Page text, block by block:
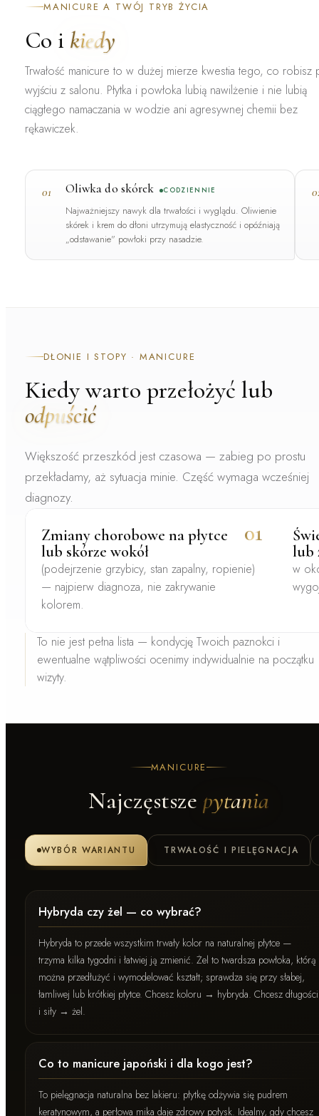
MANICURE A TWÓJ TRYB ŻYCIA
Co i kiedy
Trwałość manicure to w dużej mierze kwestia tego, co robisz
wyjściu z salonu. Płytka i powłoka lubią nawilżenie i nie lubią
ciągłego namaczania w wodzie ani agresywnej chemii bez
rękawiczek.
01 Oliwka do skórek CODZIENNIE
Najważniejszy nawyk dla trwałości i wyglądu. Oliwienie
skórek i krem do dłoni utrzymują elastyczność i opóźniają
„odstawanie" powłoki przy nasadzie.
DŁONIE I STOPY · MANICURE
Kiedy warto przełożyć lub
odpuścić
Większość przeszkód jest czasowa — zabieg po prostu
przekładamy, aż sytuacja minie. Część wymaga wcześniej
diagnozy.
01
Zmiany chorobowe na płytce
lub skórze wokół
(podejrzenie grzybicy, stan zapalny, ropienie)
— najpierw diagnoza, nie zakrywanie
kolorem.
lub
w
To nie jest pełna lista — kondycję Twoich paznokci i
ewentualne wątpliwości ocenimy indywidualnie na początku
wizyty.
MANICURE
Najczęstsze pytania
WYBÓR WARIANTU TRWAŁOŚĆ I PIELĘGNACJA
Hybryda czy żel — co wybrać?
Hybryda to przede wszystkim trwały kolor na naturalnej płytce —
trzyma kilka tygodni i łatwiej ją zmienić. Żel to twardsza powłoka, którą
można przedłużyć i wymodelować kształt; sprawdza się przy słabej,
łamliwej lub krótkiej płytce. Chcesz koloru → hybryda. Chcesz długości
i siły → żel.
Co to manicure japoński i dla kogo jest?
To pielęgnacja naturalna bez lakieru: płytkę odżywia się pudrem
keratynowym, a perłowa mika daje zdrowy połysk. Idealny, gdy chcesz